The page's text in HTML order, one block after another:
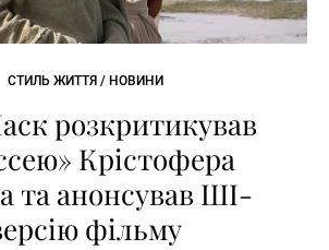
СТИЛЬ ЖИТТЯ / НОВИНИ
розкритикував
Крістофера
та анонсував ШІ-
фільму